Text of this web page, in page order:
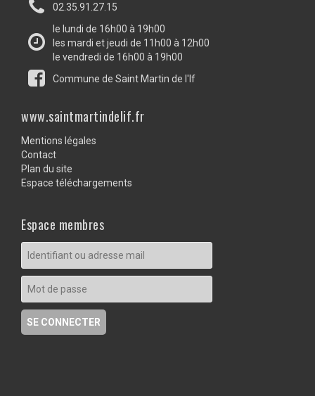
02.35.91.27.15
le lundi de 16h00 à 19h00
les mardi et jeudi de 11h00 à 12h00
le vendredi de 16h00 à 19h00
Commune de Saint Martin de l'If
www.saintmartindelif.fr
Mentions légales
Contact
Plan du site
Espace téléchargements
Espace membres